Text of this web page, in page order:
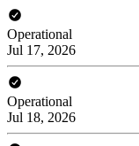
Operational
Jul 17, 2026
Operational
Jul 18, 2026